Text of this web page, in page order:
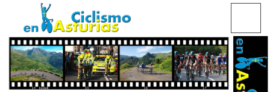
CICLISMO EN ASTURIAS